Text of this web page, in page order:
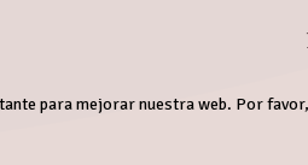
para mejorar nuestra web. Por